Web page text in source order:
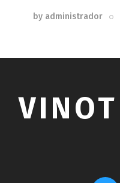
by administrador